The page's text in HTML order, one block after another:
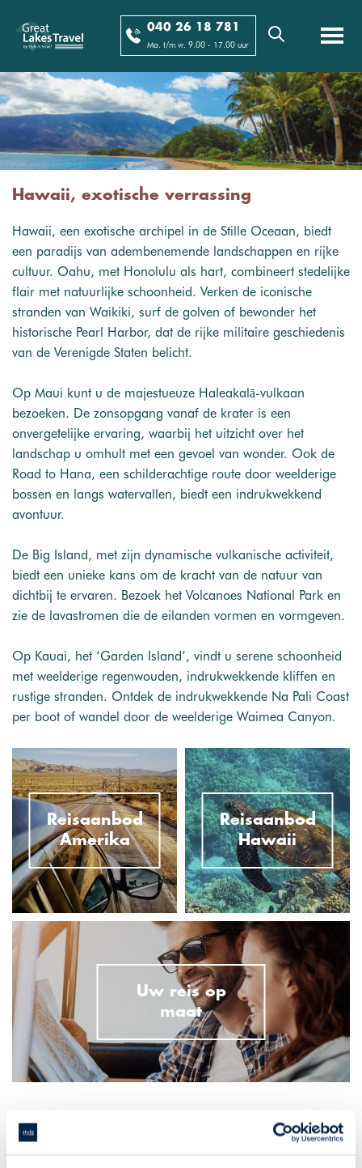
040 26 18 781
Ma. t/m vr. 9.00 - 17.00 uur
Hawaii, exotische verrassing
Hawaii, een exotische archipel in de Stille Oceaan, biedt
een paradijs van adembenemende landschappen en rijke
cultuur. Oahu, met Honolulu als hart, combineert stedelijke
flair met natuurlijke schoonheid. Verken de iconische
stranden van Waikiki, surf de golven of bewonder het
historische Pearl Harbor, dat de rijke militaire geschiedenis
van de Verenigde Staten belicht.
Op Maui kunt u de majestueuze Haleakalā-vulkaan
bezoeken. De zonsopgang vanaf de krater is een
onvergetelijke ervaring, waarbij het uitzicht over het
landschap u omhult met een gevoel van wonder. Ook de
Road to Hana, een schilderachtige route door weelderige
bossen en langs watervallen, biedt een indrukwekkend
avontuur.
De Big Island, met zijn dynamische vulkanische activiteit,
biedt een unieke kans om de kracht van de natuur van
dichtbij te ervaren. Bezoek het Volcanoes National Park en
zie de lavastromen die de eilanden vormen en vormgeven.
Op Kauai, het ‘Garden Island’, vindt u serene schoonheid
met weelderige regenwouden, indrukwekkende kliffen en
rustige stranden. Ontdek de indrukwekkende Na Pali Coast
per boot of wandel door de weelderige Waimea Canyon.
Reisaanbod
Amerika
Reisaanbod
Hawaii
Uw reis op
maat
Wat is het mooiste eiland van Hawaii?